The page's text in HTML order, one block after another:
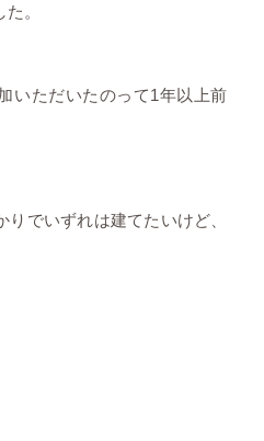
。
いただいたのって1年以上前
でいずれは建てたいけど、